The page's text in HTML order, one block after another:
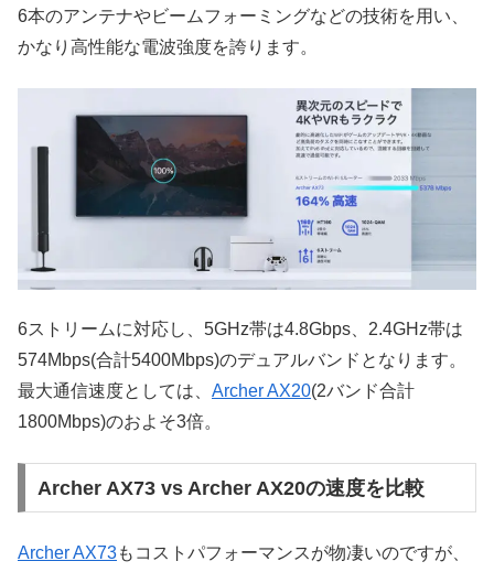
6本のアンテナやビームフォーミングなどの技術を用い、
かなり高性能な電波強度を誇ります。
6ストリームに対応し、5GHz帯は4.8Gbps、2.4GHz帯は
574Mbps(合計5400Mbps)のデュアルバンドとなります。
最大通信速度としては、 Archer AX20(2バンド合計
1800Mbps)のおよそ3倍。
Archer AX73 vs Archer AX20の速度を比較
Archer AX73もコストパフォーマンスが物凄いのですが、